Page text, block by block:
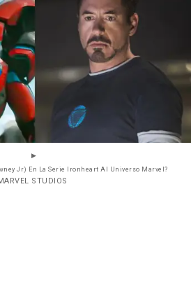
Jr) En La Serie Ironheart Al Universo Marvel?
STUDIOS